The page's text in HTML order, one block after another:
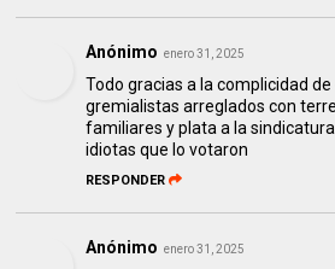
Anónimo enero 31, 2025
Todo gracias a la complicidad
gremialistas arreglados con
familiares y plata a la
idiotas que lo votaron
RESPONDER
Anónimo enero 31, 2025